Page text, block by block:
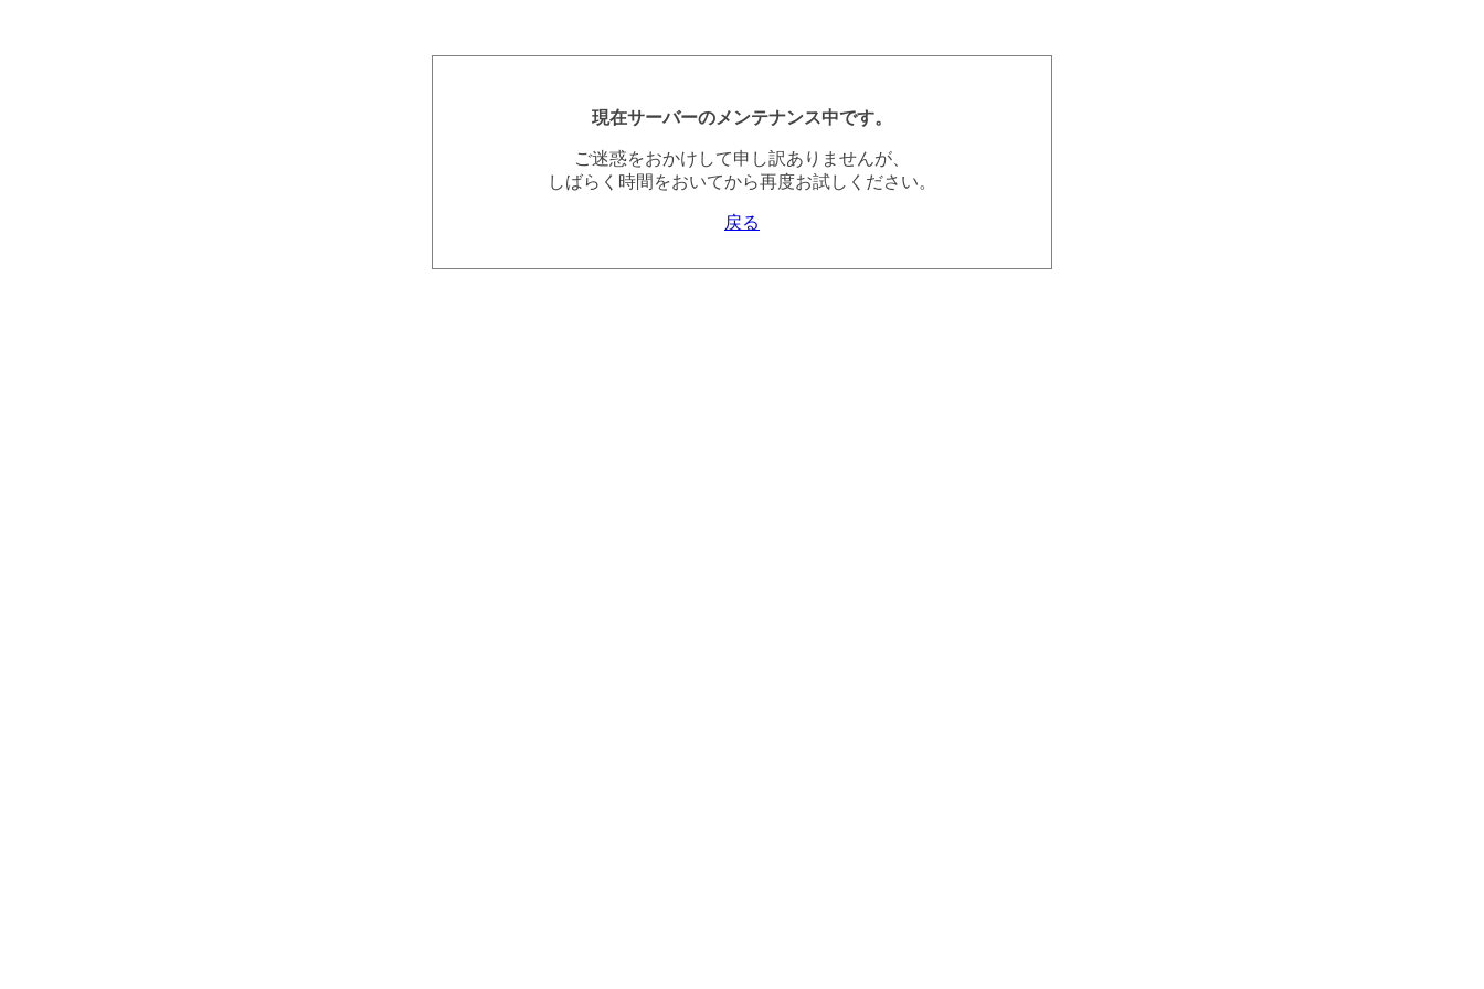
現在サーバーのメンテナンス中です。
ご迷惑をおかけして申し訳ありませんが、
しばらく時間をおいてから再度お試しください。
戻る